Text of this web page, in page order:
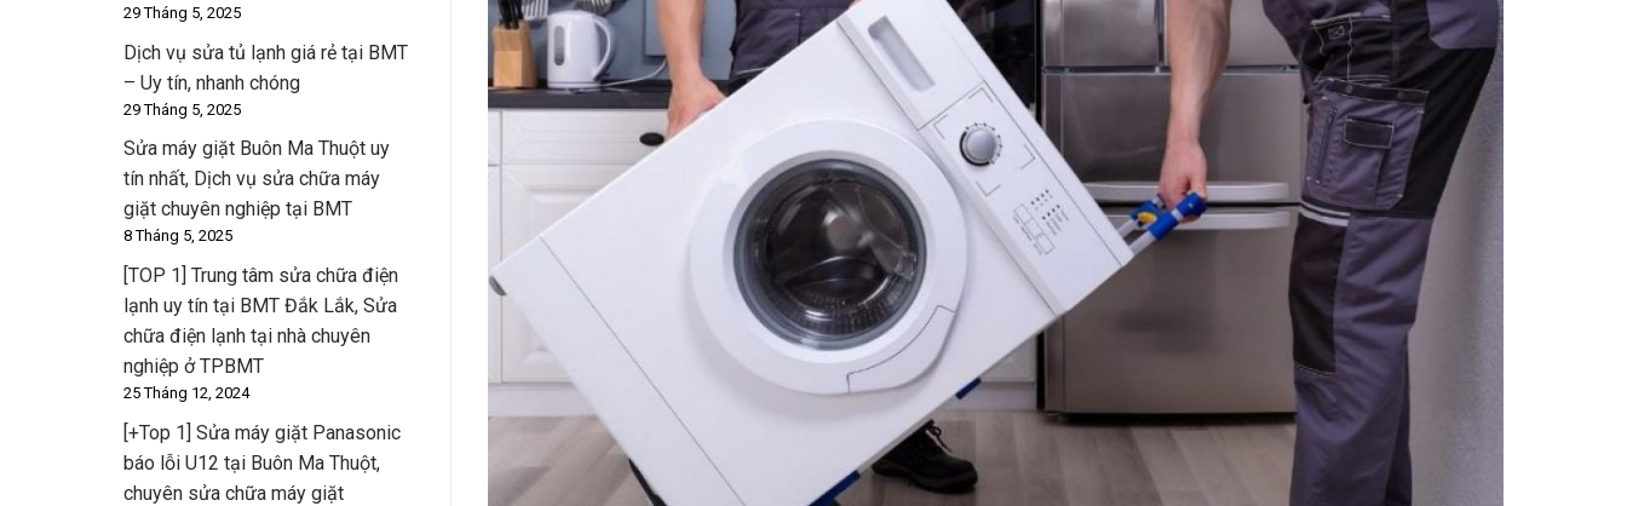
29 Tháng 5, 2025
Dịch vụ sửa tủ lạnh giá rẻ tại BMT
– Uy tín, nhanh chóng
29 Tháng 5, 2025
Sửa máy giặt Buôn Ma Thuột uy
tín nhất, Dịch vụ sửa chữa máy
giặt chuyên nghiệp tại BMT
8 Tháng 5, 2025
[TOP 1] Trung tâm sửa chữa điện
lạnh uy tín tại BMT Đắk Lắk, Sửa
chữa điện lạnh tại nhà chuyên
nghiệp ở TPBMT
25 Tháng 12, 2024
[+Top 1] Sửa máy giặt Panasonic
báo lỗi U12 tại Buôn Ma Thuột,
chuyên sửa chữa máy giặt